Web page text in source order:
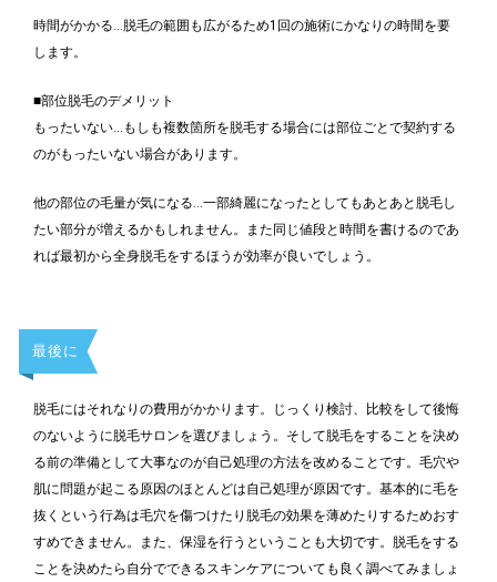
時間がかかる…脱毛の範囲も広がるため1回の施術にかなりの時間を要
します。
■部位脱毛のデメリット
もったいない…もしも複数箇所を脱毛する場合には部位ごとで契約する
のがもったいない場合があります。
他の部位の毛量が気になる…一部綺麗になったとしてもあとあと脱毛し
たい部分が増えるかもしれません。また同じ値段と時間を書けるのであ
れば最初から全身脱毛をするほうが効率が良いでしょう。
最後に
脱毛にはそれなりの費用がかかります。じっくり検討、比較をして後悔
のないように脱毛サロンを選びましょう。そして脱毛をすることを決め
る前の準備として大事なのが自己処理の方法を改めることです。毛穴や
肌に問題が起こる原因のほとんどは自己処理が原因です。基本的に毛を
抜くという行為は毛穴を傷つけたり脱毛の効果を薄めたりするためおす
すめできません。また、保湿を行うということも大切です。脱毛をする
ことを決めたら自分でできるスキンケアについても良く調べてみましょ